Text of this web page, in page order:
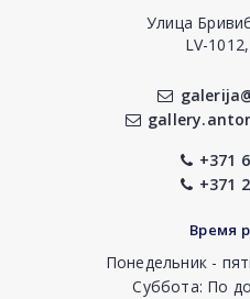
Улица
LV-
+371
+371
Время
Понедельник -
Суббота: По